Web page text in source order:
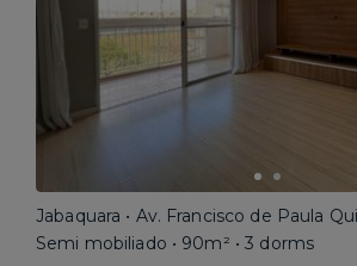
Jabaquara • Av. Francisco de Paula
Semi mobiliado • 90m² • 3 dorms